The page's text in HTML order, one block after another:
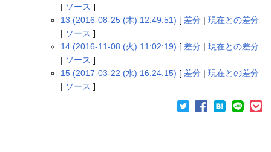
| ソース ]
13 (2016-08-25 (木) 12:49:51) [ 差分 | 現在との差分
| ソース ]
14 (2016-11-08 (火) 11:02:19) [ 差分 | 現在との差分
| ソース ]
15 (2017-03-22 (水) 16:24:15) [ 差分 | 現在との差分
| ソース ]